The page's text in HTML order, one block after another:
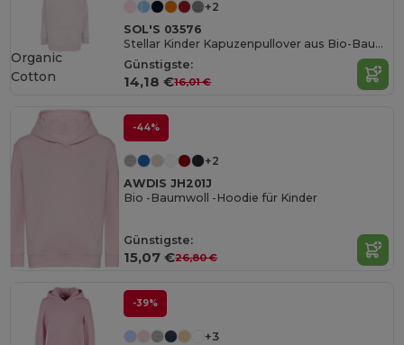
+2
SOL'S 03576
Stellar Kinder Kapuzenpullover aus Bio-Baumwolle
Günstigste:
14,18 €16,01 €
Organic
Cotton
-44%
+2
AWDIS JH201J
Bio -Baumwoll -Hoodie für Kinder
Günstigste:
15,07 €26,80 €
-39%
+3